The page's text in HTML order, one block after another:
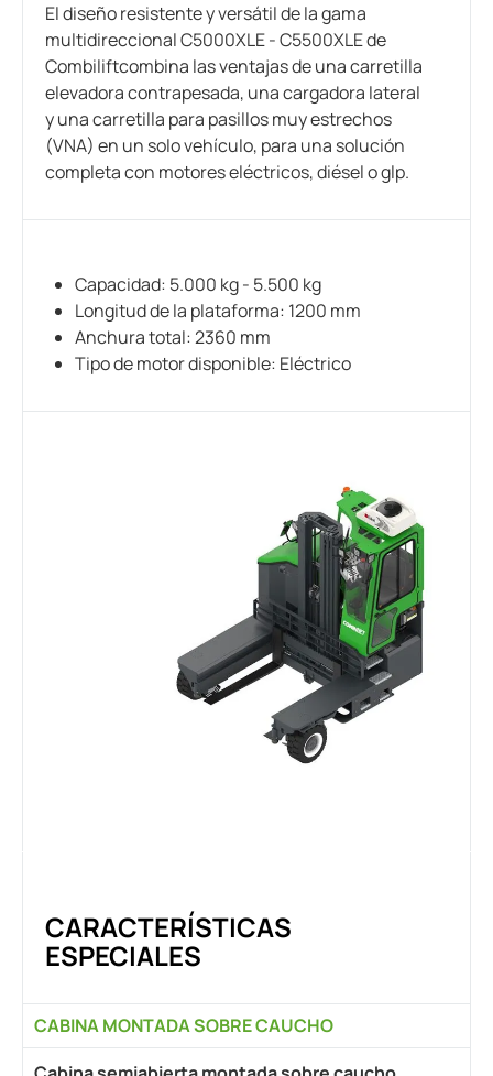
El diseño resistente y versátil de la gama
multidireccional C5000XLE - C5500XLE de
Combiliftcombina las ventajas de una carretilla
elevadora contrapesada, una cargadora lateral
y una carretilla para pasillos muy estrechos
(VNA) en un solo vehículo, para una solución
completa con motores eléctricos, diésel o glp.
Capacidad: 5.000 kg - 5.500 kg
Longitud de la plataforma: 1200 mm
Anchura total: 2360 mm
Tipo de motor disponible: Eléctrico
CARACTERÍSTICAS
ESPECIALES
CABINA MONTADA SOBRE CAUCHO